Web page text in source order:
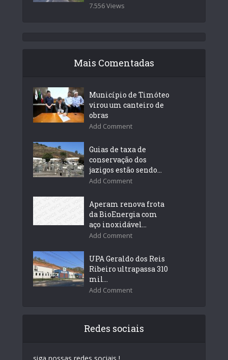
7.556 Views
Mais Comentadas
Município de Timóteo
virou um canteiro de
obras
Add Comment
Guias de taxa de
conservação dos
jazigos estão sendo...
Add Comment
Aperam renova frota
da BioEnergia com
aço inoxidável...
Add Comment
UPA Geraldo dos Reis
Ribeiro ultrapassa 310
mil...
Add Comment
Redes sociais
siga nossas redes sociais !